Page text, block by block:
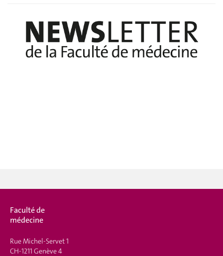
Faculté de
médecine
Rue Michel-Servet 1
CH-1211 Genève 4